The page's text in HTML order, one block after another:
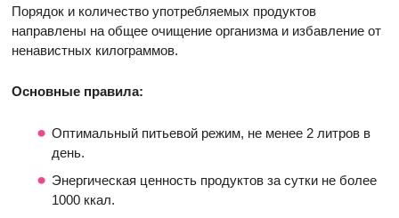
Порядок и количество употребляемых продуктов
направлены на общее очищение организма и избавление от
ненавистных килограммов.
Основные правила:
Оптимальный питьевой режим, не менее 2 литров в
день.
Энергическая ценность продуктов за сутки не более
1000 ккал.